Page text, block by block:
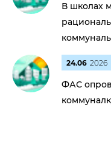
В школах
24.06 2026
ФАС